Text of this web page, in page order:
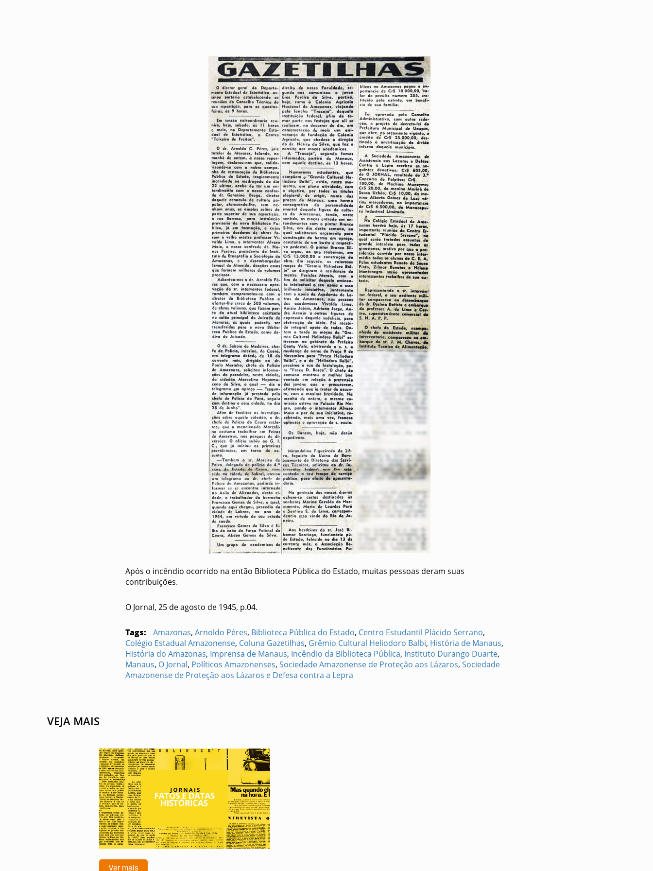
Após o incêndio ocorrido na então Biblioteca Pública do Estado, muitas pessoas deram suas
contribuições.
O Jornal, 25 de agosto de 1945, p.04.
Tags: Amazonas, Arnoldo Péres, Biblioteca Pública do Estado, Centro Estudantil Plácido Serrano,
Colégio Estadual Amazonense, Coluna Gazetilhas, Grêmio Cultural Heliodoro Balbi, História de Manaus,
História do Amazonas, Imprensa de Manaus, Incêndio da Biblioteca Pública, Instituto Durango Duarte,
Manaus, O Jornal, Políticos Amazonenses, Sociedade Amazonense de Proteção aos Lázaros, Sociedade
Amazonense de Proteção aos Lázaros e Defesa contra a Lepra
VEJA MAIS
Ver mais